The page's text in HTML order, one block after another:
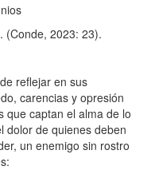
(Conde, 2023: 23).
reflejar en sus
carencias y opresión
que captan el alma de lo
dolor de quienes deben
un enemigo sin rostro